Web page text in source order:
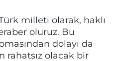
milleti olarak, haklı
oluruz. Bu
dolayı da
rahatsız olacak bir